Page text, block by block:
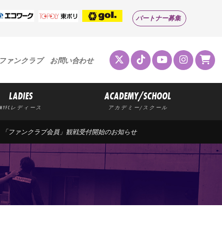
パートナー募集
ァンクラブ お問い合わせ
LADIES
MYFCレディース
ACADEMY/SCHOOL
アカデミー/スクール
ファンクラブ会員」観戦受付開始のお知らせ